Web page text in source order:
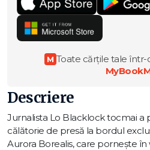
M Toate cărțile tale într-
Descriere
Jurnalista Lo Blacklock tocmai a
călătorie de presă la bordul
Aurora Borealis, care pornește în